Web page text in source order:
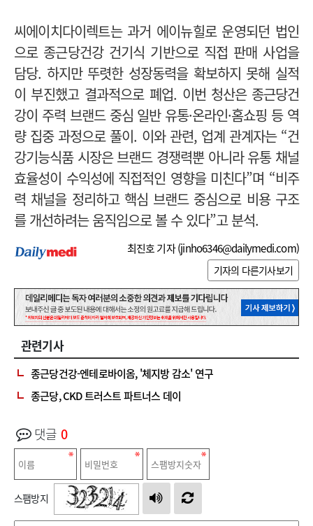
씨에이치다이렉트는 과거 에이뉴힐로 운영되던 법인
으로 종근당건강 건기식 기반으로 직접 판매 사업을
담당. 하지만 뚜렷한 성장동력을 확보하지 못해 실적
이 부진했고 결과적으로 폐업. 이번 청산은 종근당건
강이 주력 브랜드 중심 일반 유통·온라인·홈쇼핑 등 역
량 집중 과정으로 풀이. 이와 관련, 업계 관계자는 “건
강기능식품 시장은 브랜드 경쟁력뿐 아니라 유통 채널
효율성이 수익성에 직접적인 영향을 미친다”며 “비주
력 채널을 정리하고 핵심 브랜드 중심으로 비용 구조
를 개선하려는 움직임으로 볼 수 있다”고 분석.
최진호 기자 (jinho6346@dailymedi.com)
기자의 다른기사보기
관련기사
종근당건강-엔테로바이옴, '체지방 감소' 연구
종근당, CKD 트러스트 파트너스 데이
댓글 0
스팸방지